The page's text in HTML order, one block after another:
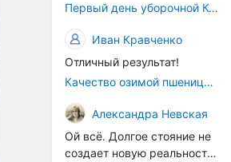
Первый день уборочной Компании 2026🫡Считаю открытым.
Иван Кравченко
Отличный результат!
Качество озимой пшеницы 2026 год
Александра Невская
Ой всё. Долгое стояние не
создает новую реальность.